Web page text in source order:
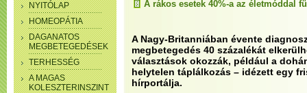
NYITÓLAP
HOMEOPÁTIA
DAGANATOS
MEGBETEGEDÉSEK
TERHESSÉG
A MAGAS
KOLESZTERINSZINT
A rákos esetek 40%-a az életmóddal
A Nagy-Britanniában évente
megbetegedés 40 százalékát
választások okozzák, például a
helytelen táplálkozás – idézett egy
hírportálja.